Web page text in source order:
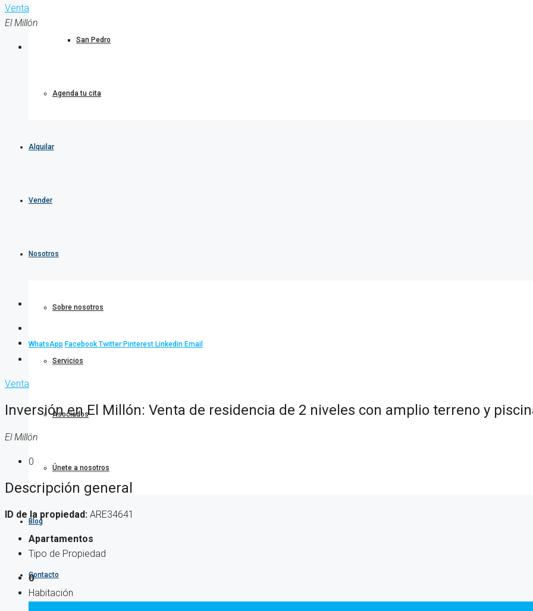
San Pedro
Agenda tu cita
Alquilar
Vender
Nosotros
Sobre nosotros
Servicios
Asociados
Únete a nosotros
Blog
Contacto
Venta
El Millón
WhatsApp Facebook Twitter Pinterest Linkedin Email
Venta
Inversión en El Millón: Venta de residencia de 2 niveles con amplio terreno y
El Millón
0
Descripción general
ID de la propiedad: ARE34641
Apartamentos
Tipo de Propiedad
0
Habitación